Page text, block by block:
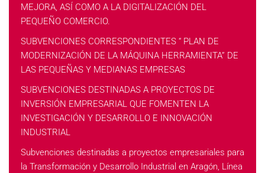
MEJORA, ASÍ COMO A LA DIGITALIZACIÓN DEL
PEQUEÑO COMERCIO.
SUBVENCIONES CORRESPONDIENTES “ PLAN DE
MODERNIZACIÓN DE LA MÁQUINA HERRAMIENTA” DE
LAS PEQUEÑAS Y MEDIANAS EMPRESAS
SUBVENCIONES DESTINADAS A PROYECTOS DE
INVERSIÓN EMPRESARIAL QUE FOMENTEN LA
INVESTIGACIÓN Y DESARROLLO E INNOVACIÓN
INDUSTRIAL
Subvenciones destinadas a proyectos empresariales para
la Transformación y Desarrollo Industrial en Aragón, Línea